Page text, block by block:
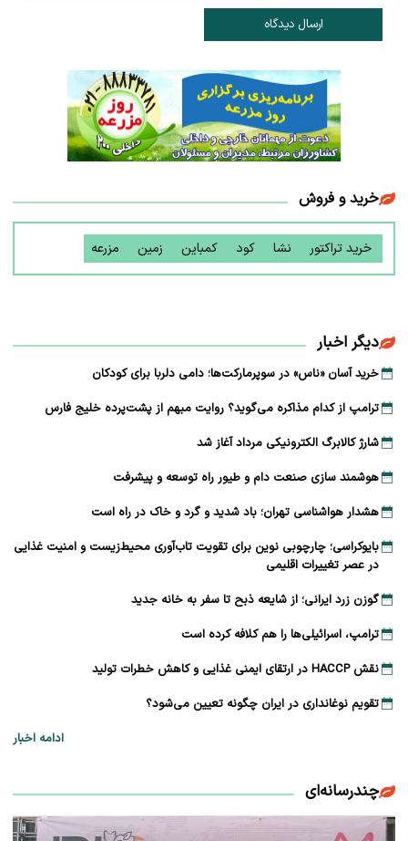
ارسال دیدگاه
خرید و فروش
خرید تراکتور نشا کود کمباین زمین مزرعه
دیگر اخبار
خرید آسان «ناس» در سوپرمارکت‌ها؛ دامی دلربا برای کودکان
ترامپ از کدام مذاکره می‌گوید؟ روایت مبهم از پشت‌پرده خلیج فارس
شارژ کالابرگ الکترونیکی مرداد آغاز شد
هوشمند سازی صنعت دام و طیور راه توسعه و پیشرفت
هشدار هواشناسی تهران؛ باد شدید و گرد و خاک در راه است
بایوکراسی؛ چارچوبی نوین برای تقویت تاب‌آوری محیط‌زیست و امنیت غذایی
در عصر تغییرات اقلیمی
گوزن زرد ایرانی؛ از شایعه ذبح تا سفر به خانه جدید
ترامپ، اسرائیلی‌ها را هم کلافه کرده است
نقش HACCP در ارتقای ایمنی غذایی و کاهش خطرات تولید
تقویم نوغانداری در ایران چگونه تعیین می‌شود؟
ادامه اخبار
چندرسانه‌ای